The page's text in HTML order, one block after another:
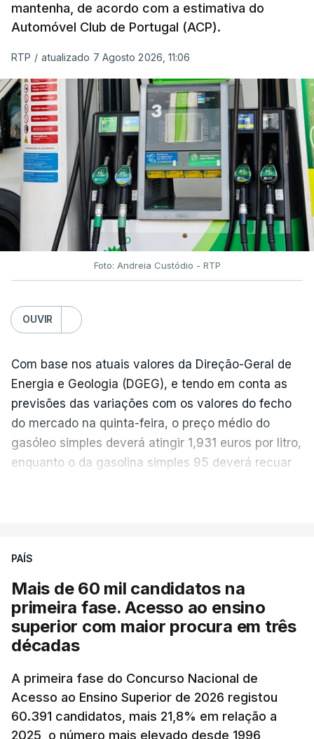
mantenha, de acordo com a estimativa do
Automóvel Club de Portugal (ACP).
RTP / atualizado 7 Agosto 2026, 11:06
Foto: Andreia Custódio - RTP
OUVIR
Com base nos atuais valores da Direção-Geral de
Energia e Geologia (DGEG), e tendo em conta as
previsões das variações com os valores do fecho
do mercado na quinta-feira, o preço médio do
gasóleo simples deverá atingir 1,931 euros por litro,
enquanto o da gasolina simples 95 deverá recuar
evolução das cotações internacionais do petróleo,
posto de abastecimento, a marca e a localização.
A atualização do desconto do Imposto sobre os
Produtos Petrolíferos (ISP) também poderá
O Governo comprometeu-se a aplicar uma redução
extraordinária e temporária no ISP, sempre que se
PAÍS
Mais de 60 mil candidatos na
primeira fase. Acesso ao ensino
superior com maior procura em três
décadas
A primeira fase do Concurso Nacional de
Acesso ao Ensino Superior de 2026 registou
60.391 candidatos, mais 21,8% em relação a
2025, o número mais elevado desde 1996,